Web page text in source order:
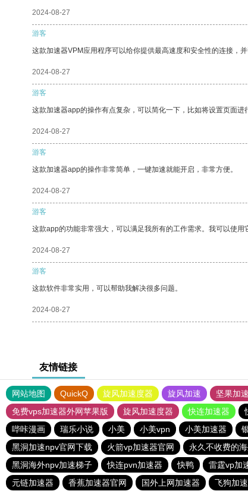
2024-08-27
游客
这款加速器VPM应用程序可以给你提供最高速度和安全性的连接，并
2024-08-27
游客
这款加速器app的操作有点复杂，可以简化一下，比如将设置页面进
2024-08-27
游客
这款加速器app的操作非常简单，一键加速就能开启，非常方便。
2024-08-27
游客
这款app的功能非常强大，可以满足我所有的工作需求。我可以使用
2024-08-27
游客
这款软件非常实用，可以帮助我解决很多问题。
2024-08-27
友情链接
网站地图 QuickQ 旋风加速度器 旋风加速 坚果加
免费vps加速器外网苹果版
旋风加速度器 快连加速器
哔咔漫画
瑞乐小说 小美 小美vpn 小美加速器
黑洞加速npv官网下载
火箭vp加速器官网 永久不收费的
黑洞海外npv加速梯子
快连pvn加速器 快鸭 雷霆vp加
元链加速器
香蕉加速器官网 国外上网加速器 飞狗加